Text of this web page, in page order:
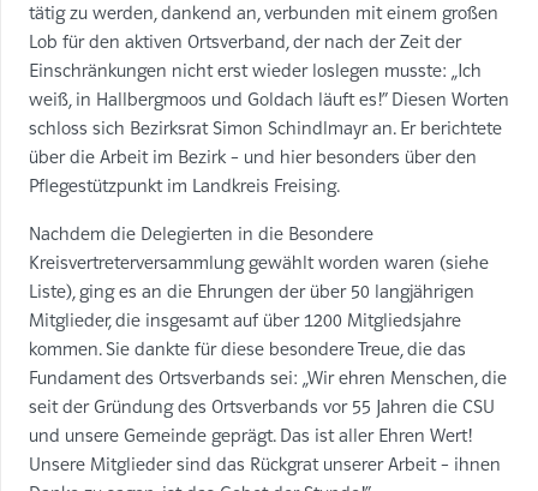
tätig zu werden, dankend an, verbunden mit einem großen
Lob für den aktiven Ortsverband, der nach der Zeit der
Einschränkungen nicht erst wieder loslegen musste: „Ich
weiß, in Hallbergmoos und Goldach läuft es!“ Diesen Worten
schloss sich Bezirksrat Simon Schindlmayr an. Er berichtete
über die Arbeit im Bezirk – und hier besonders über den
Pflegestützpunkt im Landkreis Freising.
Nachdem die Delegierten in die Besondere
Kreisvertreterversammlung gewählt worden waren (siehe
Liste), ging es an die Ehrungen der über 50 langjährigen
Mitglieder, die insgesamt auf über 1200 Mitgliedsjahre
kommen. Sie dankte für diese besondere Treue, die das
Fundament des Ortsverbands sei: „Wir ehren Menschen, die
seit der Gründung des Ortsverbands vor 55 Jahren die CSU
und unsere Gemeinde geprägt. Das ist aller Ehren Wert!
Unsere Mitglieder sind das Rückgrat unserer Arbeit – ihnen